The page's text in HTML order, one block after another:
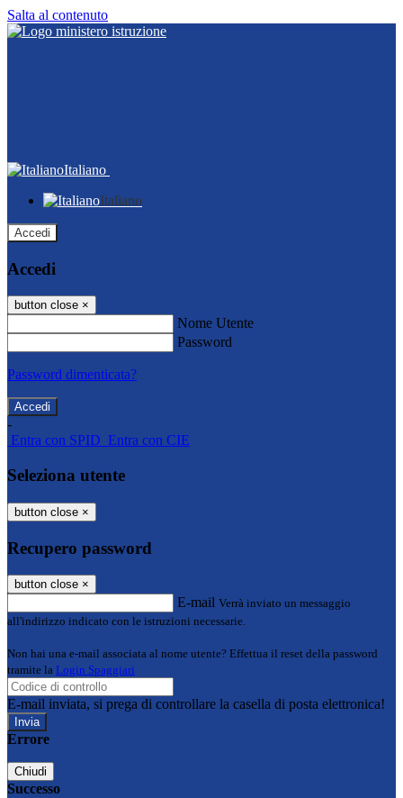
Salta al contenuto
Italiano
Italiano
Accedi
Accedi
button close ×
Nome Utente
Password
Password dimenticata?
-
Entra con SPID Entra con CIE
Seleziona utente
button close ×
Recupero password
button close ×
E-mail Verrà inviato un messaggio
all'indirizzo indicato con le istruzioni necessarie.
Non hai una e-mail associata al nome utente? Effettua il reset della password
tramite la Login Spaggiari
E-mail inviata, si prega di controllare la casella di posta elettronica!
Errore
Chiudi
Successo